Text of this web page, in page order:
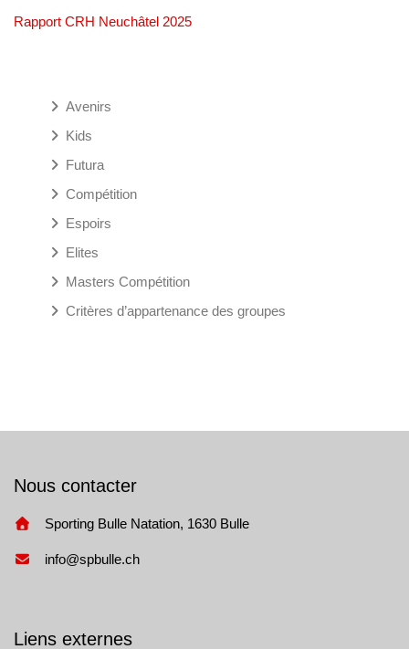
Rapport CRH Neuchâtel 2025
Avenirs
Kids
Futura
Compétition
Espoirs
Elites
Masters Compétition
Critères d’appartenance des groupes
Nous contacter
Sporting Bulle Natation, 1630 Bulle
info@spbulle.ch
Liens externes